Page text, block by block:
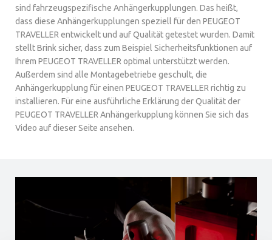
sind fahrzeugspezifische Anhängerkupplungen. Das heißt,
dass diese Anhängerkupplungen speziell für den PEUGEOT
TRAVELLER entwickelt und auf Qualität getestet wurden. Damit
stellt Brink sicher, dass zum Beispiel Sicherheitsfunktionen auf
Ihrem PEUGEOT TRAVELLER optimal unterstützt werden.
Außerdem sind alle Montagebetriebe geschult, die
Anhängerkupplung für einen PEUGEOT TRAVELLER richtig zu
installieren. Für eine ausführliche Erklärung der Qualität der
PEUGEOT TRAVELLER Anhängerkupplung können Sie sich das
Video auf dieser Seite ansehen.